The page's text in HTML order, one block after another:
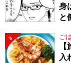
身
と
3 ご
入